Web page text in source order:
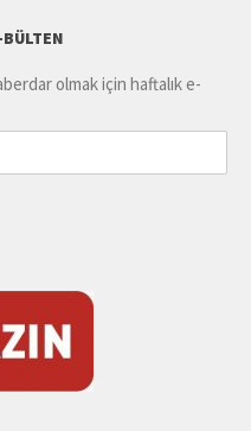
olmak için haftalık e-